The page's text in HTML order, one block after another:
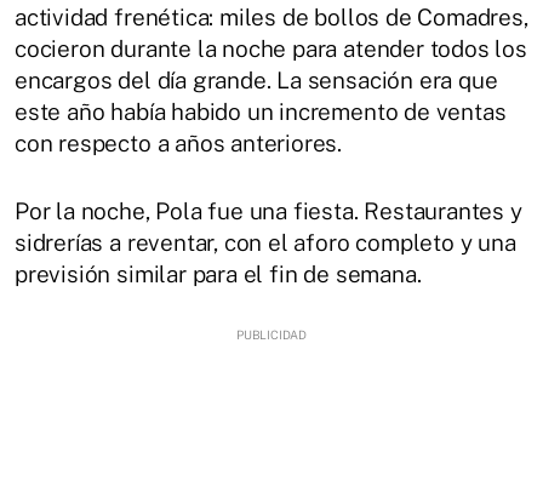
actividad frenética: miles de bollos de Comadres,
cocieron durante la noche para atender todos los
encargos del día grande. La sensación era que
este año había habido un incremento de ventas
con respecto a años anteriores.
Por la noche, Pola fue una fiesta. Restaurantes y
sidrerías a reventar, con el aforo completo y una
previsión similar para el fin de semana.